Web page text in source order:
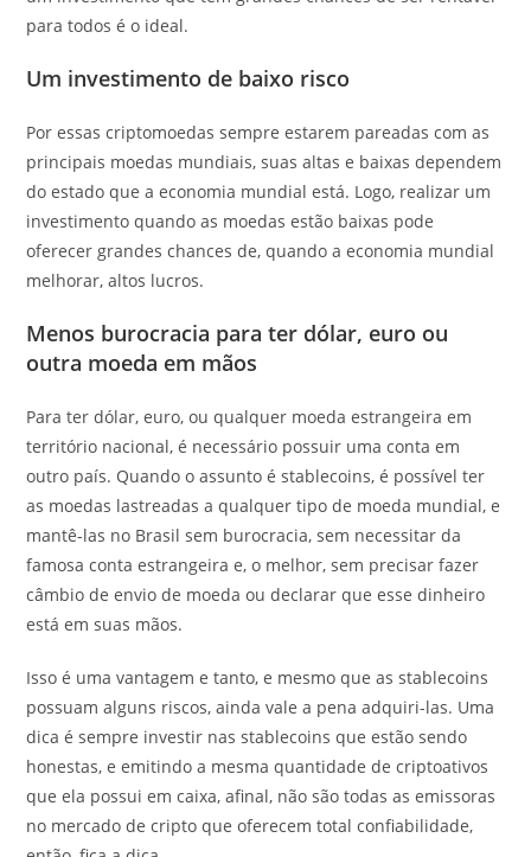
para todos é o ideal.
Um investimento de baixo risco
Por essas criptomoedas sempre estarem pareadas com as
principais moedas mundiais, suas altas e baixas dependem
do estado que a economia mundial está. Logo, realizar um
investimento quando as moedas estão baixas pode
oferecer grandes chances de, quando a economia mundial
melhorar, altos lucros.
Menos burocracia para ter dólar, euro ou
outra moeda em mãos
Para ter dólar, euro, ou qualquer moeda estrangeira em
território nacional, é necessário possuir uma conta em
outro país. Quando o assunto é stablecoins, é possível ter
as moedas lastreadas a qualquer tipo de moeda mundial, e
mantê-las no Brasil sem burocracia, sem necessitar da
famosa conta estrangeira e, o melhor, sem precisar fazer
câmbio de envio de moeda ou declarar que esse dinheiro
está em suas mãos.
Isso é uma vantagem e tanto, e mesmo que as stablecoins
possuam alguns riscos, ainda vale a pena adquiri-las. Uma
dica é sempre investir nas stablecoins que estão sendo
honestas, e emitindo a mesma quantidade de criptoativos
que ela possui em caixa, afinal, não são todas as emissoras
no mercado de cripto que oferecem total confiabilidade,